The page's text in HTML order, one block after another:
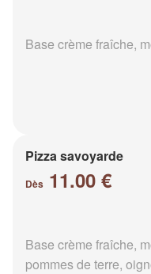
Base crème fraîche,
Pizza savoyarde
Dès 11.00 €
Base crème fraîche,
pommes de terre,